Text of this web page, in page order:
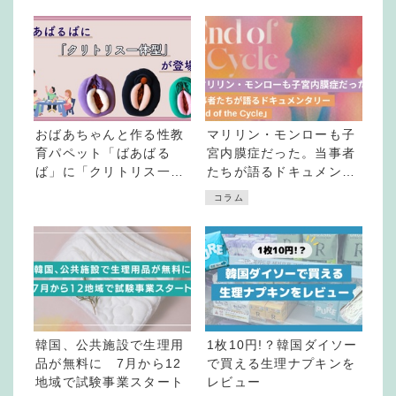
おばあちゃんと作る性教
育パペット「ばあばる
ば」に「クリトリス一体
マリリン・モンローも子
宮内膜症だった。当事者
たちが語るドキュメンタ
リー「End of the
Cycle」
コラム
韓国、公共施設で生理用
品が無料に 7月から12
地域で試験事業スタート
1枚10円!？韓国ダイソー
で買える生理ナプキンを
レビュー